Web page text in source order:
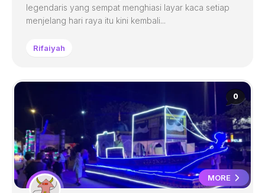
legendaris yang sempat menghiasi layar kaca setiap
menjelang hari raya itu kini kembali...
Rifaiyah
0
MORE